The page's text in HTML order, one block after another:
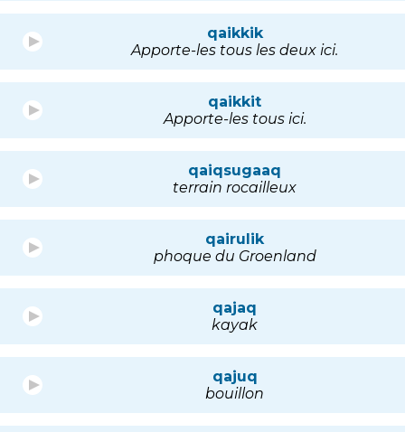
qaikkik
Apporte-les tous les deux ici.
qaikkit
Apporte-les tous ici.
qaiqsugaaq
terrain rocailleux
qairulik
phoque du Groenland
qajaq
kayak
qajuq
bouillon